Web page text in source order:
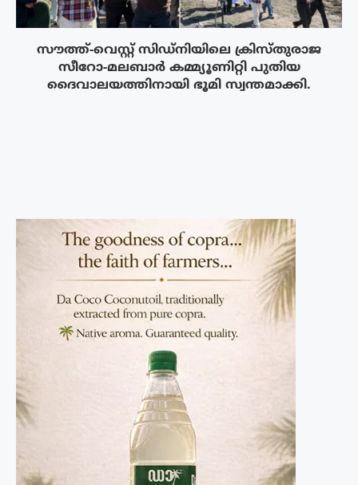
സൗത്ത്-വെസ്റ്റ് സിഡ്‌നിയിലെ ക്രിസ്‌തുരാജ
സീറോ-മലബാർ കമ്മ്യൂണിറ്റി പുതിയ
ദൈവാലയത്തിനായി ഭൂമി സ്വന്തമാക്കി.